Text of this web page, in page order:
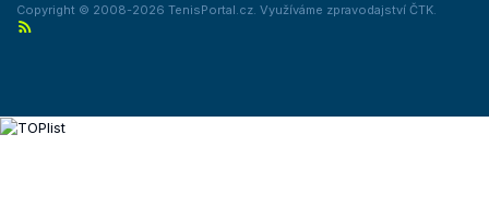
Copyright © 2008-2026 TenisPortal.cz. Využíváme zpravodajství ČTK.